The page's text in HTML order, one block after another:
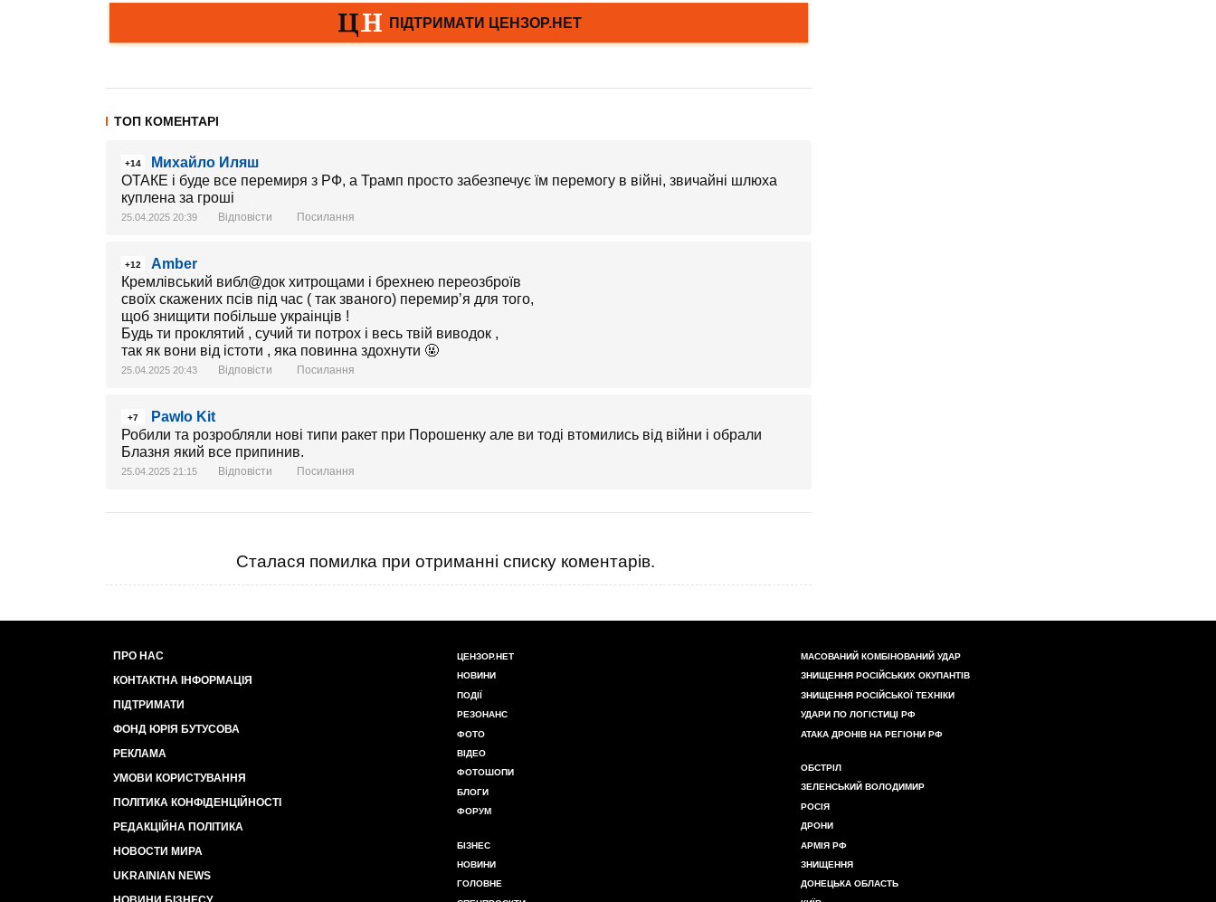
ТОП КОМЕНТАРІ
+14
Михайло Иляш
ОТАКЕ і буде все перемиря з РФ, а Трамп просто забезпечує їм перемогу в війні, звичайні шлюха
куплена за гроші
25.04.2025 20:39 Відповісти Посилання
+12
Amber
Кремлівський вибл@док хитрощами і брехнею переозброїв
своїх скажених псів під час ( так званого) перемирʼя для того,
щоб знищити побільше украінців !
Будь ти проклятий , сучий ти потрох і весь твій виводок ,
так як вони від істоти , яка повинна здохнути 🤬
25.04.2025 20:43 Відповісти Посилання
+7
Pawlo Kit
Робили та розробляли нові типи ракет при Порошенку але ви тоді втомились від війни і обрали
Блазня який все припинив.
25.04.2025 21:15 Відповісти Посилання
Сталася помилка при отриманні списку коментарів.
ПРО НАС
КОНТАКТНА ІНФОРМАЦІЯ
ПІДТРИМАТИ
ФОНД ЮРІЯ БУТУСОВА
РЕКЛАМА
УМОВИ КОРИСТУВАННЯ
ПОЛІТИКА КОНФІДЕНЦІЙНОСТІ
РЕДАКЦІЙНА ПОЛІТИКА
НОВОСТИ МИРА
UKRAINIAN NEWS
ЦЕНЗОР.НЕТ
НОВИНИ
ПОДІЇ
РЕЗОНАНС
ФОТО
ВІДЕО
ФОТОШОПИ
БЛОГИ
ФОРУМ
БІЗНЕС
НОВИНИ
ГОЛОВНЕ
МАСОВАНИЙ КОМБІНОВАНИЙ УДАР
ЗНИЩЕННЯ РОСІЙСЬКИХ ОКУПАНТІВ
ЗНИЩЕННЯ РОСІЙСЬКОЇ ТЕХНІКИ
УДАРИ ПО ЛОГІСТИЦІ РФ
АТАКА ДРОНІВ НА РЕГІОНИ РФ
ОБСТРІЛ
ЗЕЛЕНСЬКИЙ ВОЛОДИМИР
РОСІЯ
ДРОНИ
АРМІЯ РФ
ЗНИЩЕННЯ
ДОНЕЦЬКА ОБЛАСТЬ